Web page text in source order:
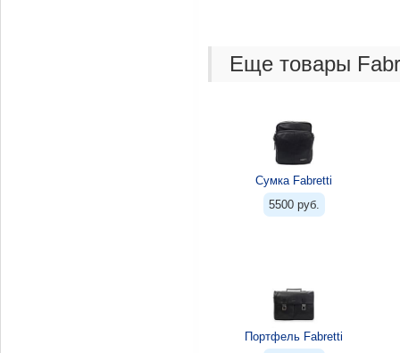
Еще товары
Сумка Fabretti
5500 руб.
Портфель Fabretti